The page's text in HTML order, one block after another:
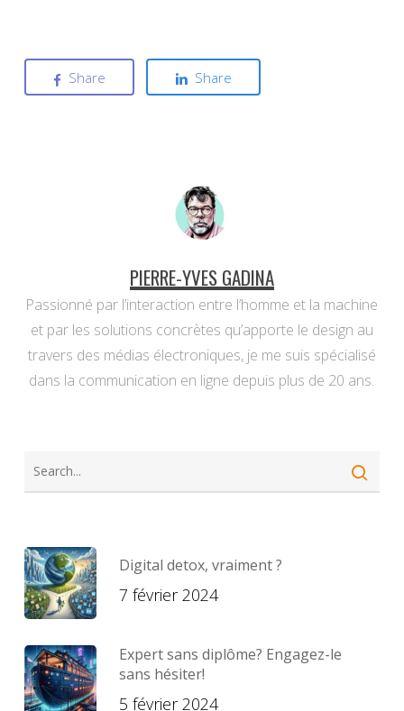
Share Share
PIERRE-YVES GADINA
Passionné par l’interaction entre l’homme et la machine
et par les solutions concrètes qu’apporte le design au
travers des médias électroniques, je me suis spécialisé
dans la communication en ligne depuis plus de 20 ans.
Digital detox, vraiment ?
7 février 2024
Expert sans diplôme? Engagez-le
sans hésiter!
5 février 2024